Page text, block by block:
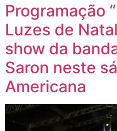
Programação
Luzes de
show da
Saron neste
Americana